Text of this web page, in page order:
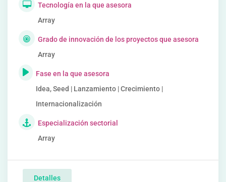
Tecnología en la que asesora
Array
Grado de innovación de los proyectos que asesora
Array
Fase en la que asesora
Idea, Seed | Lanzamiento | Crecimiento |
Internacionalización
Especialización sectorial
Array
Detalles